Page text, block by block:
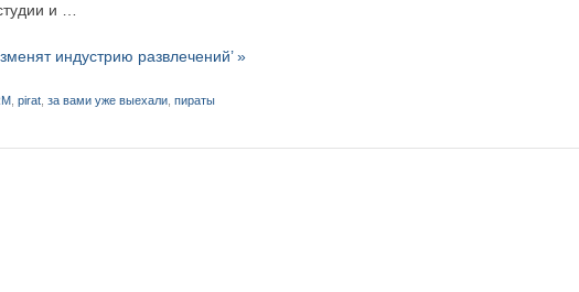
и …
индустрию развлечений’ »
pirat за вами уже выехали пираты